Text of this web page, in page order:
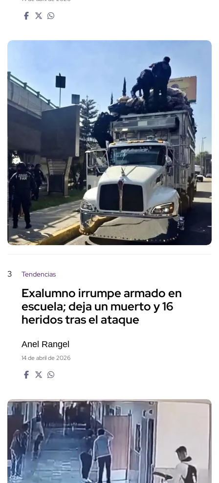
3 Tendencias
Exalumno irrumpe armado en
escuela; deja un muerto y 16
heridos tras el ataque
Anel Rangel
14 de abril de 2026